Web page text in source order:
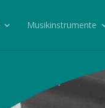
Musikinstrumente